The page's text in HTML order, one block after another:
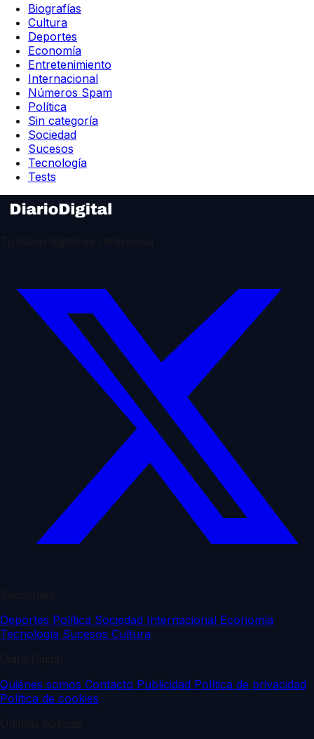
Biografías
Cultura
Deportes
Economía
Entretenimiento
Internacional
Números Spam
Política
Sin categoría
Sociedad
Sucesos
Tecnología
Tests
Deportes Política Sociedad Internacional Economía
Tecnología Sucesos Cultura
Quiénes somos Contacto Publicidad Política de privacidad
Política de cookies